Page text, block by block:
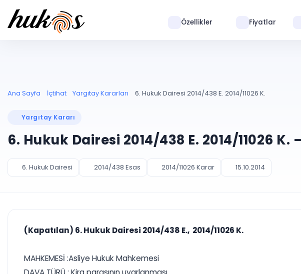
Özellikler Fiyatlar
Ana Sayfa İçtihat Yargıtay Kararları 6. Hukuk Dairesi 2014/438 E. 2014/11026 K.
Yargıtay Kararı
6. Hukuk Dairesi 2014/438 E. 2014/11026
6. Hukuk Dairesi 2014/438 Esas 2014/11026 Karar 15.10.2014
(Kapatılan) 6. Hukuk Dairesi 2014/438 E., 2014/11026 K.
MAHKEMESİ :Asliye Hukuk Mahkemesi